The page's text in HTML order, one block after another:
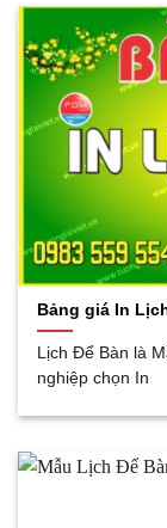
Bảng giá In
Lịch Để Bàn là
nghiệp chọn In